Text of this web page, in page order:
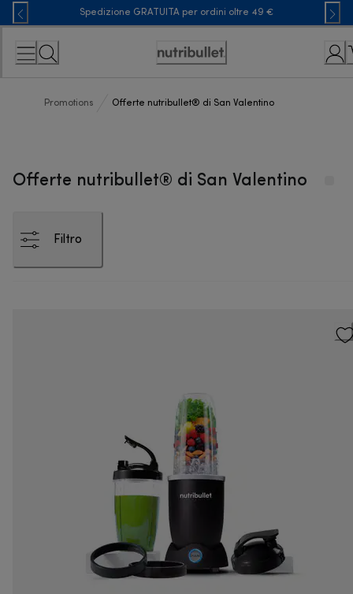
Skip
to
Content
Spedizione GRATUITA per ordini oltre 49 €
Accessibility
Promotions Offerte nutribullet® di San Valentino
Offerte nutribullet® di San Valentino
Filtro